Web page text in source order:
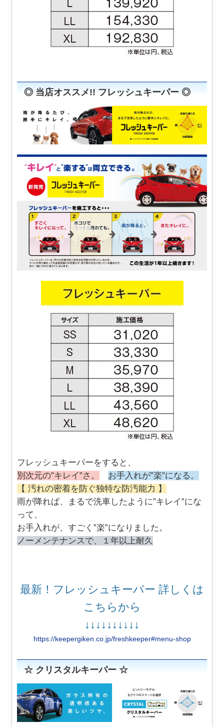
◎ 当店オススメ!! フレッシュキーパー ◎
フレッシュキーパーをすると、
別次元の”キレイ”さ。
お手入れが”楽”になる。
【 汚れの密着を防ぐ独特な防汚能力 】
雨が降れば、まるで洗車したように”キレイ”にな
って、
お手入れが、すごく”楽”になりました。
ノーメンテナンスで、１年以上耐久
最新！フレッシュキーパー 詳しくは
こちらから
↓↓↓↓↓↓↓↓↓↓
https://keepergiken.co.jp/freshkeeper#menu-shop
☆ クリスタルキーパー ☆